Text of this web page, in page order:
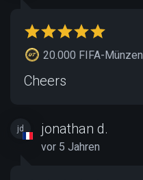
20.000 FIFA-Münzen
Cheers
jd jonathan d.
vor 5 Jahren